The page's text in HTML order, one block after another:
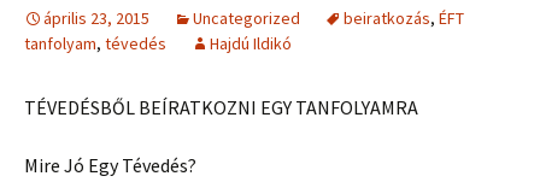
április 23, 2015 Uncategorized beiratkozás, ÉFT
tanfolyam, tévedés Hajdú Ildikó
TÉVEDÉSBŐL BEÍRATKOZNI EGY TANFOLYAMRA
Mire Jó Egy Tévedés?